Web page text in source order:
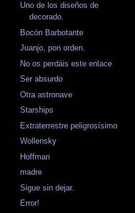
Uno de los diseños de
decorado.
Bocón Barbotante
Juanjo, pon orden.
No os perdáis este enlace
Ser absurdo
Otra astronave
Starships
Extraterrestre peligrosísimo
Wollensky
Hoffman
madre
Sigue sin dejar.
Error!